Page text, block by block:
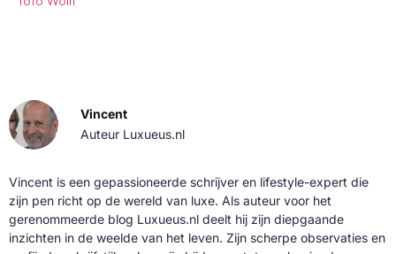
Vincent
Auteur Luxueus.nl
Vincent is een gepassioneerde schrijver en lifestyle-expert die
zijn pen richt op de wereld van luxe. Als auteur voor het
gerenommeerde blog Luxueus.nl deelt hij zijn diepgaande
inzichten in de weelde van het leven. Zijn scherpe observaties en